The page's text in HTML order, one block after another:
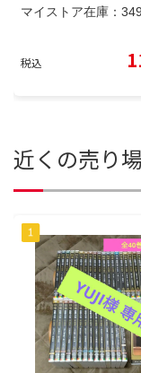
マイストア在庫：
税込
近くの売り